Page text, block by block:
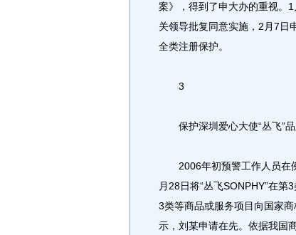
案》，得到了申大办的重视。
关领导批复同意实施，2月7日
全类注册保护。
3
保护深圳爱心大使“丛飞”
2006年初预警工作人员在
月28日将“丛飞SONPHY”在第
3类等商品或服务项目向国家
示，刘某申请在先。依据我国